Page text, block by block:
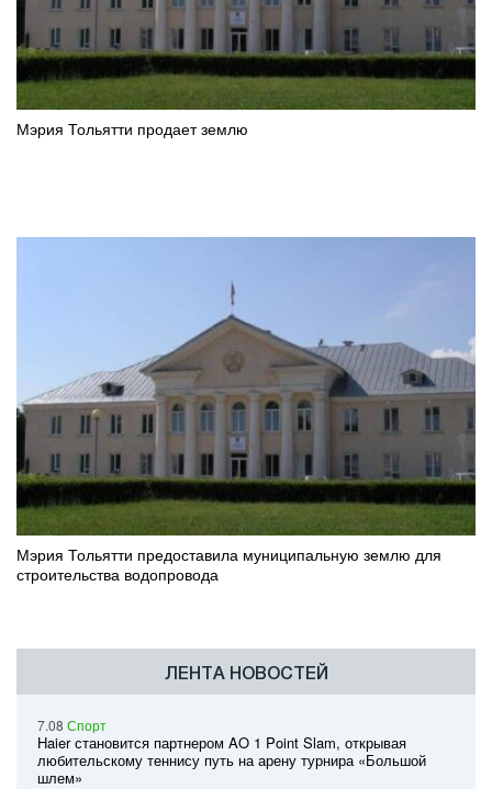
Мэрия Тольятти продает землю
Мэрия Тольятти предоставила муниципальную землю для
строительства водопровода
ЛЕНТА НОВОСТЕЙ
7.08 Спорт
Haier становится партнером AO 1 Point Slam, открывая
любительскому теннису путь на арену турнира «Большой
шлем»